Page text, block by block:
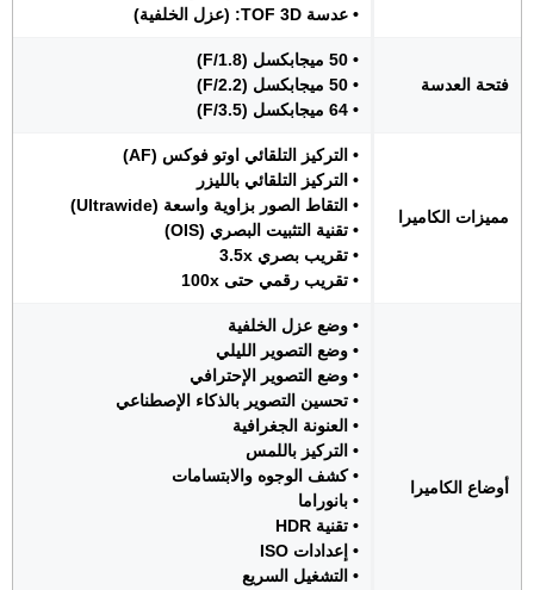
• عدسة TOF 3D: (عزل الخلفية)
فتحة العدسة
• 50 ميجابكسل (F/1.8)
• 50 ميجابكسل (F/2.2)
• 64 ميجابكسل (F/3.5)
مميزات الكاميرا
• التركيز التلقائي اوتو فوكس (AF)
• التركيز التلقائي بالليزر
• التقاط الصور بزاوية واسعة (Ultrawide)
• تقنية التثبيت البصري (OIS)
• تقريب بصري 3.5x
• تقريب رقمي حتى 100x
أوضاع الكاميرا
• وضع عزل الخلفية
• وضع التصوير الليلي
• وضع التصوير الإحترافي
• تحسين التصوير بالذكاء الإصطناعي
• العنونة الجغرافية
• التركيز باللمس
• كشف الوجوه والابتسامات
• بانوراما
• تقنية HDR
• إعدادات ISO
• التشغيل السريع